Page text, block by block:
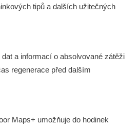
tipů a dalších užitečných
a informací o absolvované zátěži
regenerace před dalším
Maps+ umožňuje do hodinek